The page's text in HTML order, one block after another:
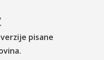
pisane